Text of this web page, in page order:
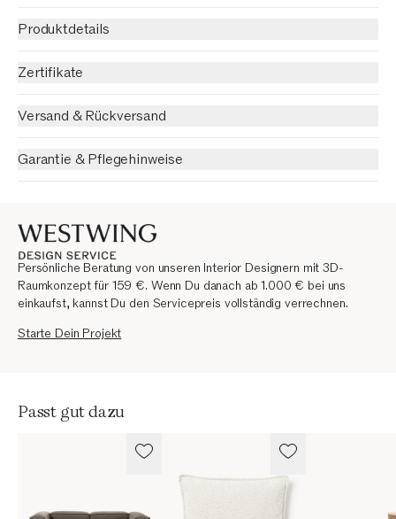
Produktdetails
Zertifikate
Versand & Rückversand
Garantie & Pflegehinweise
Persönliche Beratung von unseren Interior Designern mit 3D-
Raumkonzept für 159 €. Wenn Du danach ab 1.000 € bei uns
einkaufst, kannst Du den Servicepreis vollständig verrechnen.
Starte Dein Projekt
Passt gut dazu